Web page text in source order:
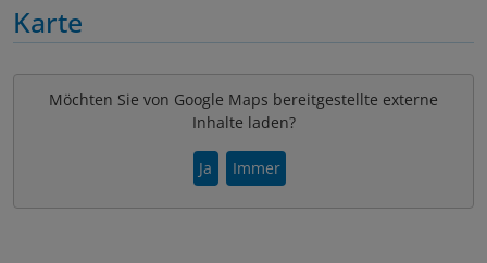
Karte
Möchten Sie von Google Maps bereitgestellte externe
Inhalte laden?
Ja Immer